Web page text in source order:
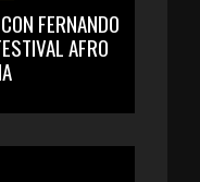
FERNANDO
AFRO